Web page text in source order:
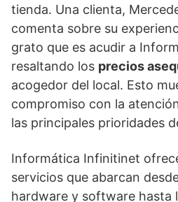
tienda. Una clienta,
comenta sobre su
grato que es acudir a
resaltando los precios
acogedor del local. Esto
compromiso con la
las principales prioridades
Informática Infinitinet
servicios que abarcan
hardware y software hasta